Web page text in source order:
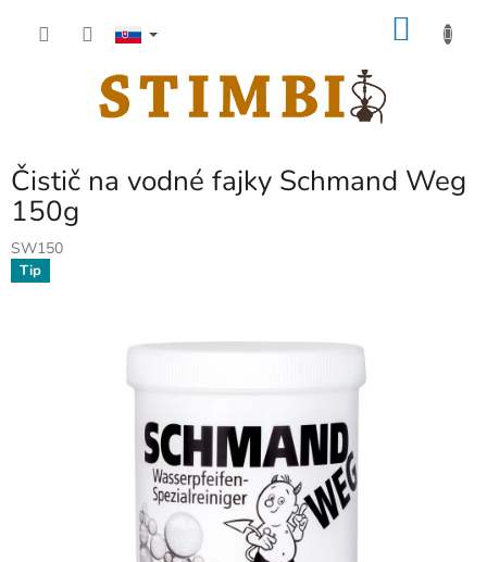
Čistič na vodné fajky Schmand Weg
150g
SW150
Tip